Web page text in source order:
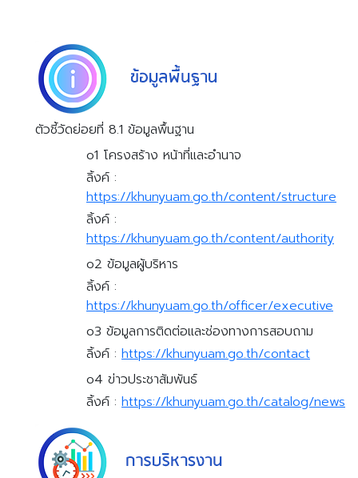
ตัวชี้วัดย่อยที่ 8.1 ข้อมูลพื้นฐาน
o1 โครงสร้าง หน้าที่และอำนาจ
ลิ้งค์ :
https://khunyuam.go.th/content/structure
ลิ้งค์ :
https://khunyuam.go.th/content/authority
o2 ข้อมูลผู้บริหาร
ลิ้งค์ :
https://khunyuam.go.th/officer/executive
o3 ข้อมูลการติดต่อและช่องทางการสอบถาม
ลิ้งค์ : https://khunyuam.go.th/contact
o4 ข่าวประชาสัมพันธ์
ลิ้งค์ : https://khunyuam.go.th/catalog/news